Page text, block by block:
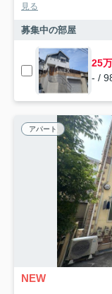
見る
募集中の部屋
25
- /
アパート
NEW